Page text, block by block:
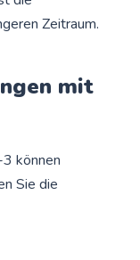
Zeitraum.
mit
können
Sie die